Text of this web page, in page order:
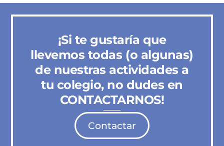
¡Si te gustaría que
llevemos todas (o algunas)
de nuestras actividades a
tu colegio, no dudes en
CONTACTARNOS!
Contactar